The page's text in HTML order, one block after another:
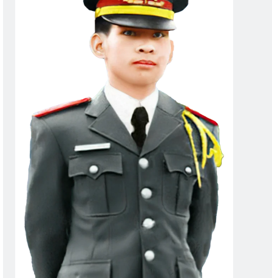
CTBCTY Tập IV
Tập III Chương 30
Ago
CSVSQ Anthony Lã Huy Anh K14
2 Years Ago
NT Lê Văn Tính K3
Ago
Sự Ngày XuânChuyến Tầu Hoàng Hôn
2 Years Ago